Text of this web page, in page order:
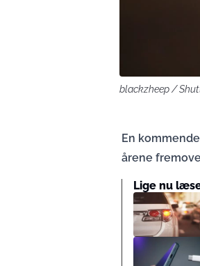
blackzheep /
En
årene
Lige nu